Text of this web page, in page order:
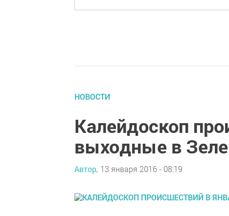
НОВОСТИ
Калейдоскоп
выходные в
Автор, 13 января 2016 - 08:19